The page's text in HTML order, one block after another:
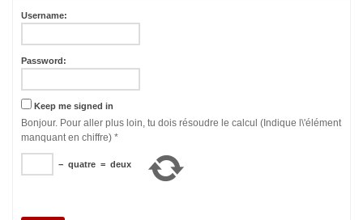
Username:
Password:
Keep me signed in
Bonjour. Pour aller plus loin, tu dois résoudre le calcul (Indique l\'élément
manquant en chiffre) *
− quatre = deux